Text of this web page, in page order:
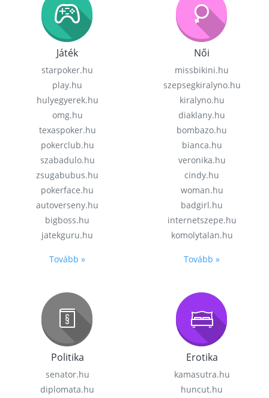
Játék
starpoker.hu
play.hu
hulyegyerek.hu
omg.hu
texaspoker.hu
pokerclub.hu
szabadulo.hu
zsugabubus.hu
pokerface.hu
autoverseny.hu
bigboss.hu
jatekguru.hu
Tovább »
Női
missbikini.hu
szepsegkiralyno.hu
kiralyno.hu
diaklany.hu
bombazo.hu
bianca.hu
veronika.hu
cindy.hu
woman.hu
badgirl.hu
internetszepe.hu
komolytalan.hu
Tovább »
Politika
senator.hu
diplomata.hu
Erotika
kamasutra.hu
huncut.hu